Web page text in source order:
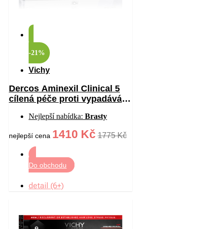
-21%
Vichy
Dercos Aminexil Clinical 5
cílená péče proti vypadávání
Nejlepší nabídka: Brasty
nejlepší cena 1410 Kč 1775 Kč
Do obchodu
detail (6+)